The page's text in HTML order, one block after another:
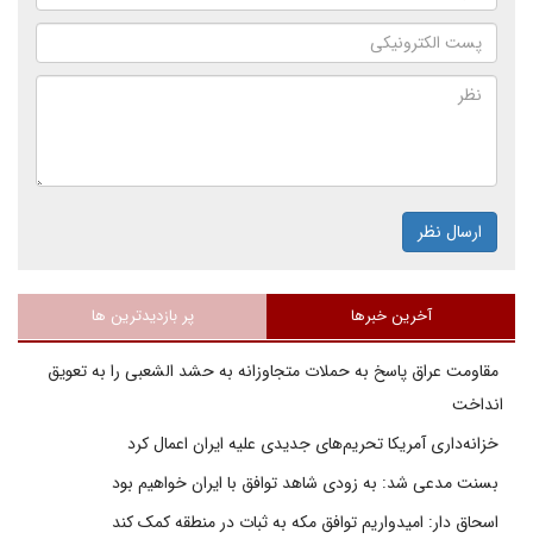
ارسال نظر
آخرین خبرها پر بازدیدترین ها
مقاومت عراق پاسخ به حملات متجاوزانه به حشد الشعبی را به تعویق
انداخت
خزانه‌داری آمریکا تحریم‌های جدیدی علیه ایران اعمال کرد
بسنت مدعی شد: به زودی شاهد توافق با ایران خواهیم بود
اسحاق دار: امیدواریم توافق مکه به ثبات در منطقه کمک کند